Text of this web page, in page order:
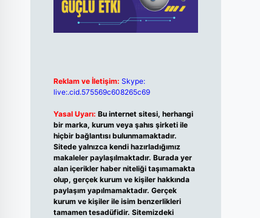
Reklam ve İletişim: Skype:
live:.cid.575569c608265c69
Yasal Uyarı: Bu internet sitesi, herhangi
bir marka, kurum veya şahıs şirketi ile
hiçbir bağlantısı bulunmamaktadır.
Sitede yalnızca kendi hazırladığımız
makaleler paylaşılmaktadır. Burada yer
alan içerikler haber niteliği taşımamakta
olup, gerçek kurum ve kişiler hakkında
paylaşım yapılmamaktadır. Gerçek
kurum ve kişiler ile isim benzerlikleri
tamamen tesadüfidir. Sitemizdeki